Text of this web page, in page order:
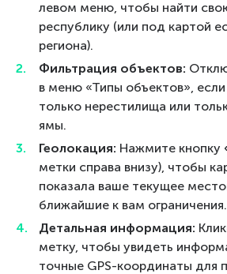
левом меню, чтобы найти
республику (или под картой
региона).
Фильтрация объектов:
в меню «Типы объектов»,
только нерестилища или
ямы.
Геолокация: Нажмите кнопку
метки справа внизу), чтобы
показала ваше текущее
ближайшие к вам ограничения.
Детальная информация:
метку, чтобы увидеть
точные GPS-координаты для